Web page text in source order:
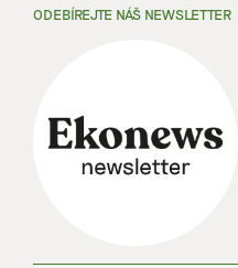
ODEBÍREJTE NÁŠ NEWSLETTER